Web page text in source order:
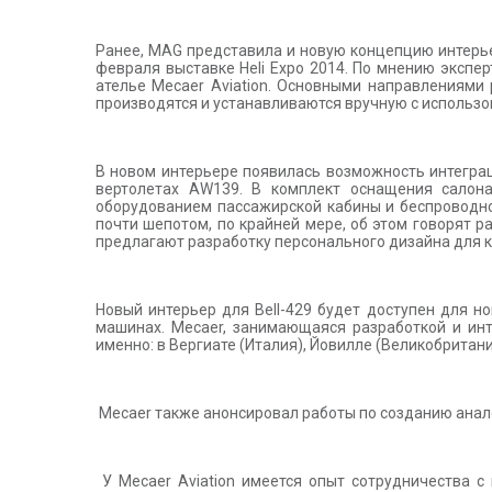
Ранее, MAG представила и новую концепцию
февраля выставке Heli Expo 2014. По мнению
ателье Mecaer Aviation. Основными
производятся и устанавливаются вручную с
В новом интерьере появилась возможность
вертолетах AW139. В комплект оснащения
оборудованием пассажирской кабины и
почти шепотом, по крайней мере, об этом говорят
предлагают разработку персонального дизайна
Новый интерьер для Bell-429 будет доступен для
машинах. Mecaer, занимающаяся разработкой и
именно: в Вергиате (Италия), Йовилле
Mecaer также анонсировал работы по созданию
У Mecaer Aviation имеется опыт сотрудничества